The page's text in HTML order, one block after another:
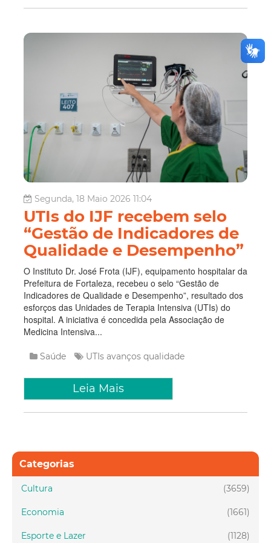
Segunda, 18 Maio 2026 11:04
UTIs do IJF recebem selo
“Gestão de Indicadores de
Qualidade e Desempenho”
O Instituto Dr. José Frota (IJF), equipamento hospitalar da
Prefeitura de Fortaleza, recebeu o selo “Gestão de
Indicadores de Qualidade e Desempenho”, resultado dos
esforços das Unidades de Terapia Intensiva (UTIs) do
hospital. A iniciativa é concedida pela Associação de
Medicina Intensiva...
Saúde UTIs avanços qualidade
Leia Mais
Categorias
(3659)
Cultura
(1661)
Economia
(1128)
Esporte e Lazer